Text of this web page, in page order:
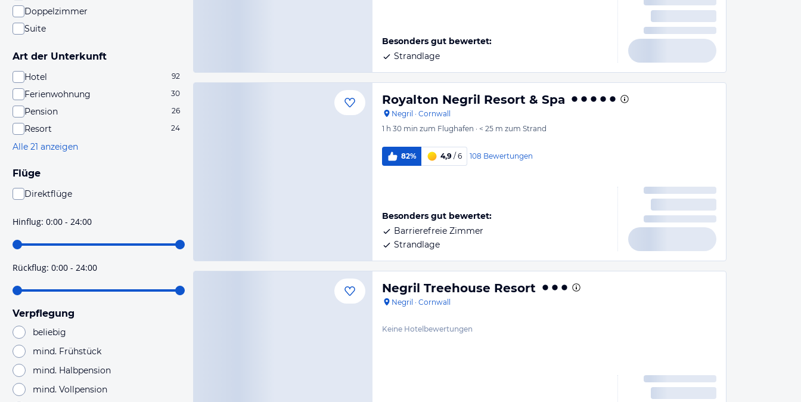
Doppelzimmer
Suite
Art der Unterkunft
Hotel 92
Ferienwohnung 30
Pension 26
Resort 24
Alle 21 anzeigen
Flüge
Direktflüge
hoher Wahrscheinlichkeit Direktflüge sind. Bitte
prüfe vor der Buchung noch einmal die Flugdetails.
Hinflug: 0:00 - 24:00
Rückflug: 0:00 - 24:00
Verpflegung
beliebig
mind. Frühstück
mind. Halbpension
mind. Vollpension
Besonders gut bewertet:
Strandlage
Royalton Negril Resort & Spa
Negril · Cornwall
1 h 30 min zum Flughafen · < 25 m zum Strand
82% 4,9 / 6 108 Bewertungen
Besonders gut bewertet:
Barrierefreie Zimmer
Strandlage
Negril Treehouse Resort
Negril · Cornwall
Keine Hotelbewertungen